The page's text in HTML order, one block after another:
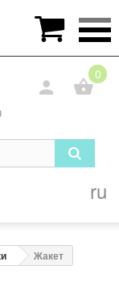
0
ru
Жакет
